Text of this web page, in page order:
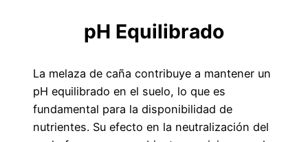
pH Equilibrado
La melaza de caña contribuye a mantener un
pH equilibrado en el suelo, lo que es
fundamental para la disponibilidad de
nutrientes. Su efecto en la neutralización del